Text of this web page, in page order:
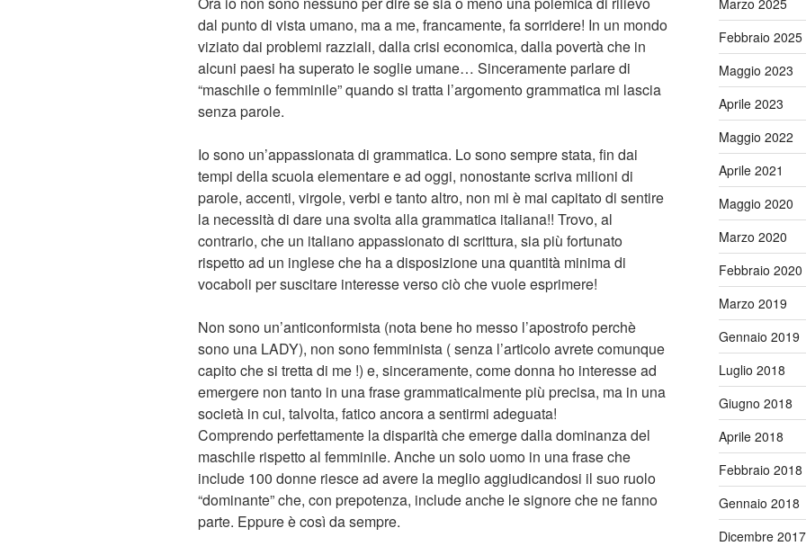
dal punto di vista umano, ma a me, francamente, fa sorridere! In un mondo
viziato dai problemi razziali, dalla crisi economica, dalla povertà che in
alcuni paesi ha superato le soglie umane… Sinceramente parlare di
“maschile o femminile” quando si tratta l’argomento grammatica mi lascia
senza parole.
Io sono un’appassionata di grammatica. Lo sono sempre stata, fin dai
tempi della scuola elementare e ad oggi, nonostante scriva milioni di
parole, accenti, virgole, verbi e tanto altro, non mi è mai capitato di sentire
la necessità di dare una svolta alla grammatica italiana!! Trovo, al
contrario, che un italiano appassionato di scrittura, sia più fortunato
rispetto ad un inglese che ha a disposizione una quantità minima di
vocaboli per suscitare interesse verso ciò che vuole esprimere!
Non sono un’anticonformista (nota bene ho messo l’apostrofo perchè
sono una LADY), non sono femminista ( senza l’articolo avrete comunque
capito che si tretta di me !) e, sinceramente, come donna ho interesse ad
emergere non tanto in una frase grammaticalmente più precisa, ma in una
società in cui, talvolta, fatico ancora a sentirmi adeguata!
Comprendo perfettamente la disparità che emerge dalla dominanza del
maschile rispetto al femminile. Anche un solo uomo in una frase che
include 100 donne riesce ad avere la meglio aggiudicandosi il suo ruolo
“dominante” che, con prepotenza, include anche le signore che ne fanno
parte. Eppure è così da sempre.
Febbraio 2025
Maggio 2023
Aprile 2023
Maggio 2022
Aprile 2021
Maggio 2020
Marzo 2020
Febbraio 2020
Marzo 2019
Gennaio 2019
Luglio 2018
Giugno 2018
Aprile 2018
Febbraio 2018
Gennaio 2018
Dicembre 2017